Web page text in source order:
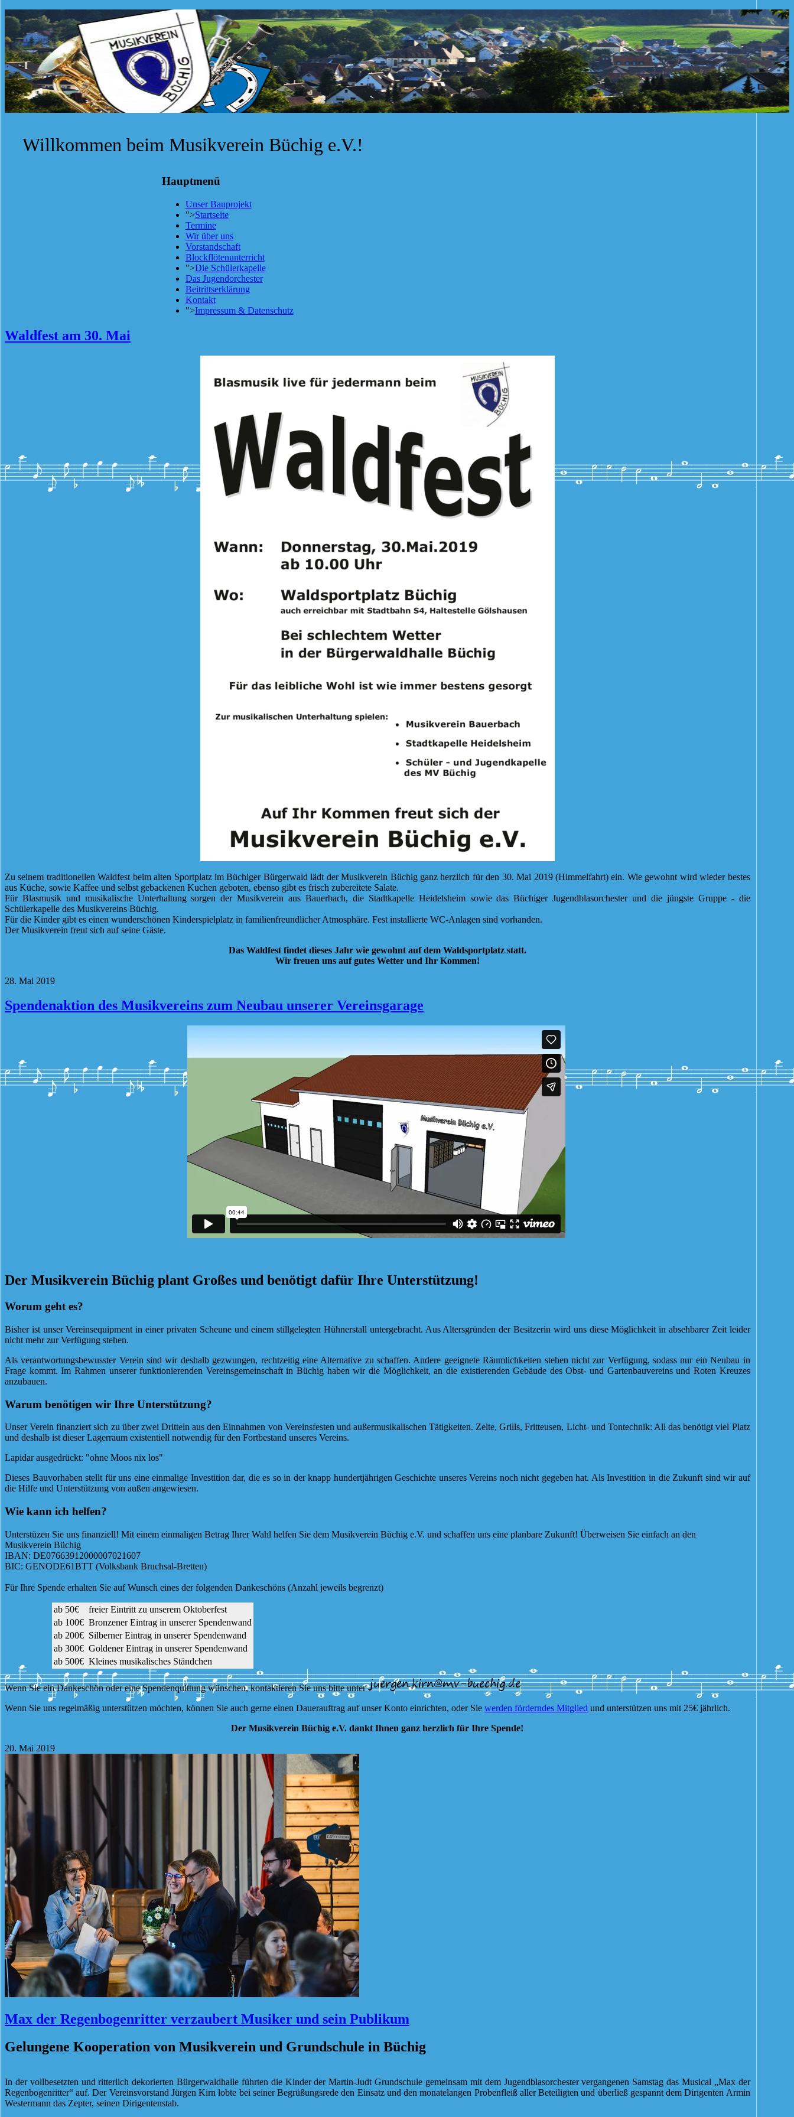
Willkommen beim Musikverein Büchig e.V.!
Hauptmenü
Unser Bauprojekt
">Startseite
Termine
Wir über uns
Vorstandschaft
Blockflötenunterricht
">Die Schülerkapelle
Das Jugendorchester
Beitrittserklärung
Kontakt
">Impressum & Datenschutz
Waldfest am 30. Mai
Zu seinem traditionellen Waldfest beim alten Sportplatz im Büchiger Bürgerwald lädt der Musikverein Büchig ganz herzlich für den 30. Mai 2019 (Himmelfahrt) ein. Wie gewohnt wird wieder bestes
aus Küche, sowie Kaffee und selbst gebackenen Kuchen geboten, ebenso gibt es frisch zubereitete Salate.
Für Blasmusik und musikalische Unterhaltung sorgen der Musikverein aus Bauerbach, die Stadtkapelle Heidelsheim sowie das Büchiger Jugendblasorchester und die jüngste Gruppe - die
Schülerkapelle des Musikvereins Büchig.
Für die Kinder gibt es einen wunderschönen Kinderspielplatz in familienfreundlicher Atmosphäre. Fest installierte WC-Anlagen sind vorhanden.
Der Musikverein freut sich auf seine Gäste.
Das Waldfest findet dieses Jahr wie gewohnt auf dem Waldsportplatz statt.
Wir freuen uns auf gutes Wetter und Ihr Kommen!
28. Mai 2019
Spendenaktion des Musikvereins zum Neubau unserer Vereinsgarage
Der Musikverein Büchig plant Großes und benötigt dafür Ihre Unterstützung!
Worum geht es?
Bisher ist unser Vereinsequipment in einer privaten Scheune und einem stillgelegten Hühnerstall untergebracht. Aus Altersgründen der Besitzerin wird uns diese Möglichkeit in absehbarer Zeit leider
nicht mehr zur Verfügung stehen.
Als verantwortungsbewusster Verein sind wir deshalb gezwungen, rechtzeitig eine Alternative zu schaffen. Andere geeignete Räumlichkeiten stehen nicht zur Verfügung, sodass nur ein Neubau in
Frage kommt. Im Rahmen unserer funktionierenden Vereinsgemeinschaft in Büchig haben wir die Möglichkeit, an die existierenden Gebäude des Obst- und Gartenbauvereins und Roten Kreuzes
anzubauen.
Warum benötigen wir Ihre Unterstützung?
Unser Verein finanziert sich zu über zwei Dritteln aus den Einnahmen von Vereinsfesten und außermusikalischen Tätigkeiten. Zelte, Grills, Fritteusen, Licht- und Tontechnik: All das benötigt viel Platz
und deshalb ist dieser Lagerraum existentiell notwendig für den Fortbestand unseres Vereins.
Lapidar ausgedrückt: "ohne Moos nix los"
Dieses Bauvorhaben stellt für uns eine einmalige Investition dar, die es so in der knapp hundertjährigen Geschichte unseres Vereins noch nicht gegeben hat. Als Investition in die Zukunft sind wir auf
die Hilfe und Unterstützung von außen angewiesen.
Wie kann ich helfen?
Unterstüzen Sie uns finanziell! Mit einem einmaligen Betrag Ihrer Wahl helfen Sie dem Musikverein Büchig e.V. und schaffen uns eine planbare Zukunft! Überweisen Sie einfach an den
Musikverein Büchig
IBAN: DE07663912000007021607
BIC: GENODE61BTT (Volksbank Bruchsal-Bretten)
Für Ihre Spende erhalten Sie auf Wunsch eines der folgenden Dankeschöns (Anzahl jeweils begrenzt)
ab 50€
freier Eintritt zu unserem Oktoberfest
ab 100€ Bronzener Eintrag in unserer Spendenwand
ab 200€ Silberner Eintrag in unserer Spendenwand
ab 300€ Goldener Eintrag in unserer Spendenwand
ab 500€ Kleines musikalisches Ständchen
Wenn Sie ein Dankeschön oder eine Spendenquittung wünschen, kontaktieren Sie uns bitte unter
Wenn Sie uns regelmäßig unterstützen möchten, können Sie auch gerne einen Dauerauftrag auf unser Konto einrichten, oder Sie werden förderndes Mitglied und unterstützen uns mit 25€ jährlich.
Der Musikverein Büchig e.V. dankt Ihnen ganz herzlich für Ihre Spende!
20. Mai 2019
Max der Regenbogenritter verzaubert Musiker und sein Publikum
Gelungene Kooperation von Musikverein und Grundschule in Büchig
In der vollbesetzten und ritterlich dekorierten Bürgerwaldhalle führten die Kinder der Martin-Judt Grundschule gemeinsam mit dem Jugendblasorchester vergangenen Samstag das Musical „Max der
Regenbogenritter“ auf. Der Vereinsvorstand Jürgen Kirn lobte bei seiner Begrüßungsrede den Einsatz und den monatelangen Probenfleiß aller Beteiligten und überließ gespannt dem Dirigenten Armin
Westermann das Zepter, seinen Dirigentenstab.